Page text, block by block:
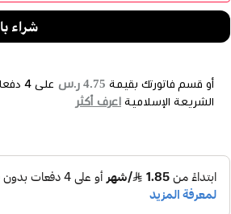
أو قسم فاتورتك بقيمة 4.75 ر.س على 4
الشريعة الإسلامية اعرف أكثر